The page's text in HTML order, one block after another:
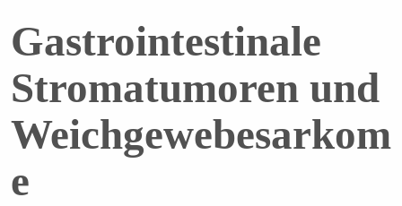
Gastrointestinale
Stromatumoren und
Weichgewebesarkom
e